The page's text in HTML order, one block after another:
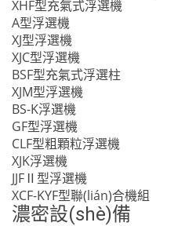
XHF型充氣式浮選機
A型浮選機
XJ型浮選機
XJC型浮選機
BSF型充氣式浮選柱
XJM型浮選機
BS-K浮選機
GF型浮選機
CLF型粗顆粒浮選機
XJK浮選機
JJFⅡ型浮選機
XCF-KYF型聯(lián)合機組
濃密設(shè)備